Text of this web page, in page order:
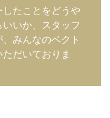
たことをどうや
いか、スタッフ
みんなのベクト
だいておりま